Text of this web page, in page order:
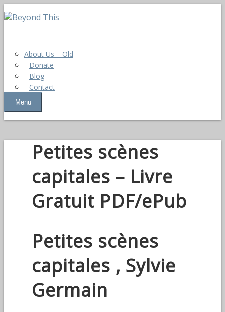
About Us – Old
Donate
Blog
Contact
Menu
Petites scènes
capitales – Livre
Gratuit PDF/ePub
Petites scènes
capitales , Sylvie
Germain